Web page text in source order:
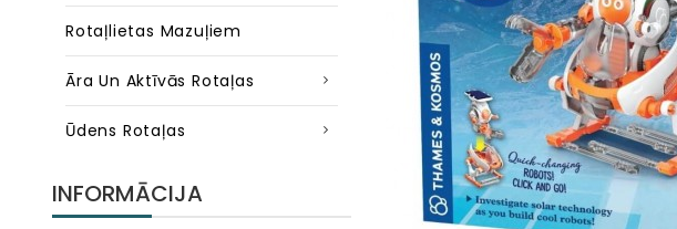
Rotaļlietas Mazuļiem
Āra Un Aktīvās Rotaļas
Ūdens Rotaļas
INFORMĀCIJA